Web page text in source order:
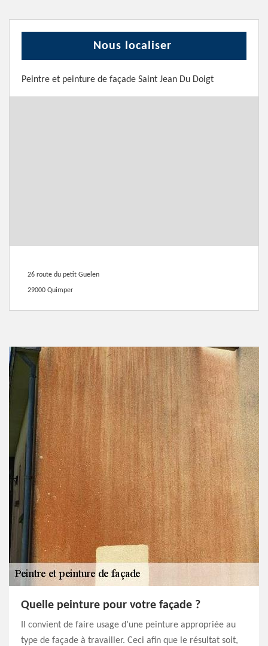
Nous localiser
Peintre et peinture de façade Saint Jean Du Doigt
26 route du petit Guelen
29000 Quimper
Quelle peinture pour votre façade ?
Il convient de faire usage d’une peinture appropriée au
type de façade à travailler. Ceci afin que le résultat soit,